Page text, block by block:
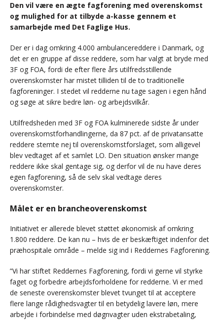
Den vil være en ægte fagforening med overenskomst
og mulighed for at tilbyde a-kasse gennem et
samarbejde med Det Faglige Hus.
Der er i dag omkring 4.000 ambulancereddere i Danmark, og
det er en gruppe af disse reddere, som har valgt at bryde med
3F og FOA, fordi de efter flere års utilfredsstillende
overenskomster har mistet tilliden til de to traditionelle
fagforeninger. I stedet vil redderne nu tage sagen i egen hånd
og søge at sikre bedre løn- og arbejdsvilkår.
Utilfredsheden med 3F og FOA kulminerede sidste år under
overenskomstforhandlingerne, da 87 pct. af de privatansatte
reddere stemte nej til overenskomstforslaget, som alligevel
blev vedtaget af et samlet LO. Den situation ønsker mange
reddere ikke skal gentage sig, og derfor vil de nu have deres
egen fagforening, så de selv skal vedtage deres
overenskomster.
Målet er en brancheoverenskomst
Initiativet er allerede blevet støttet økonomisk af omkring
1.800 reddere. De kan nu – hvis de er beskæftiget indenfor det
præhospitale område – melde sig ind i Reddernes Fagforening.
”Vi har stiftet Reddernes Fagforening, fordi vi gerne vil styrke
faget og forbedre arbejdsforholdene for redderne. Vi er med
de seneste overenskomster blevet tvunget til at acceptere
flere lange rådighedsvagter til en betydelig lavere løn, mere
arbejde i forbindelse med døgnvagter uden ekstrabetaling,